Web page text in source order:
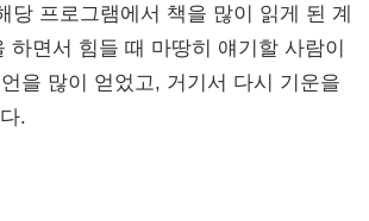
당 프로그램에서 책을 많이 읽게 된 계
하면서 힘들 때 마땅히 얘기할 사람이
을 많이 얻었고, 거기서 다시 기운을
.